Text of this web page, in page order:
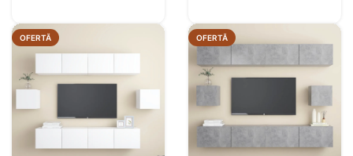
OFERTĂ OFERTĂ